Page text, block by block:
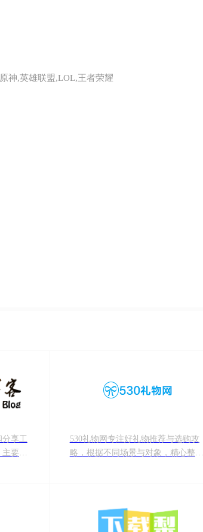
神,英雄联盟,LOL,王者荣耀
分享工
要关
530礼物网专注好礼物推荐与选购攻
略，根据不同场景与对象，精心整理